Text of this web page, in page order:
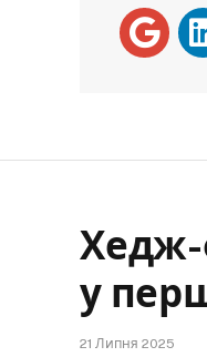
Хедж-
у
21 Липня 2025